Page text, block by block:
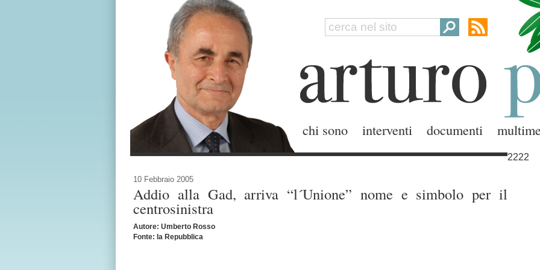
chi sono interventi documenti
2222
10 Febbraio 2005
Addio alla Gad, arriva “l´Unione” nome e simbolo per il
centrosinistra
Autore: Umberto Rosso
Fonte: la Repubblica